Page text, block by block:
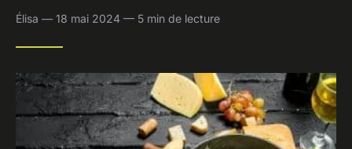
Élisa — 18 mai 2024 — 5 min de lecture